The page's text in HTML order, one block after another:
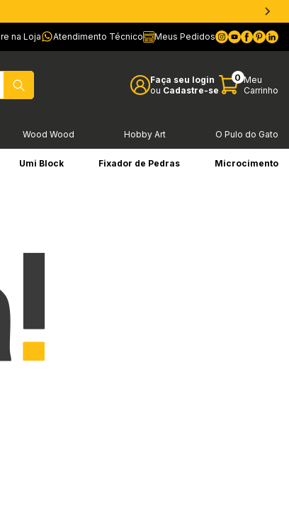
na Loja Atendimento Técnico Meus Pedidos
Faça seu login
ou Cadastre-se
0 Meu
Carrinho
Wood Wood Hobby Art O Pulo do Gato
Umi Block Fixador de Pedras Microcimento